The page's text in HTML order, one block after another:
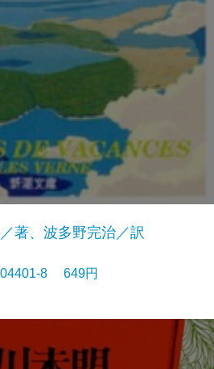
著、波多野完治／訳
8 649円